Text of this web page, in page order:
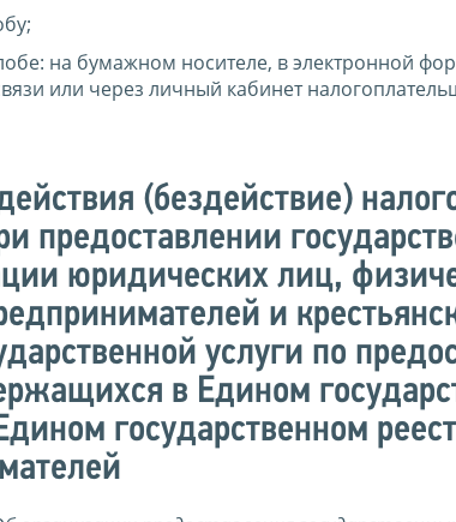
на бумажном носителе, в электронной
или через личный кабинет
(бездействие)
предоставлении
юридических лиц,
и
услуги по
в Едином
государственном